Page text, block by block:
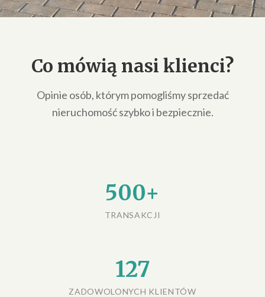
Co mówią nasi klienci?
Opinie osób, którym pomogliśmy sprzedać
nieruchomość szybko i bezpiecznie.
500+
TRANSAKCJI
127
ZADOWOLONYCH KLIENTÓW